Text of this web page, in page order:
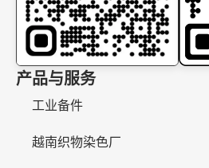
产品与服务
工业备件
越南织物染色厂